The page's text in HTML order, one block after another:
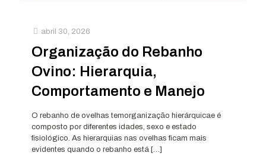
abril 30, 2026
Organização do Rebanho
Ovino: Hierarquia,
Comportamento e Manejo
O rebanho de ovelhas temorganização hierárquicae é
composto por diferentes idades, sexo e estado
fisiológico. As hierarquias nas ovelhas ficam mais
evidentes quando o rebanho está […]